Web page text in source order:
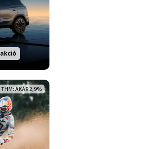
THM: AKÁR 2,9%